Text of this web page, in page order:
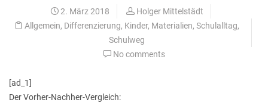
2. März 2018
Holger Mittelstädt
Allgemein, Differenzierung, Kinder, Materialien, Schulalltag,
Schulweg
No comments
[ad_1]
Der Vorher-Nachher-Vergleich: